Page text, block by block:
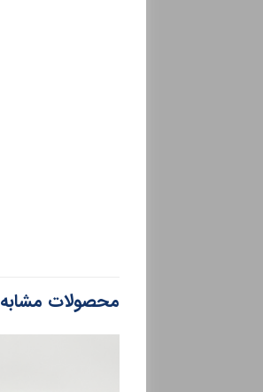
محصولات مشابه